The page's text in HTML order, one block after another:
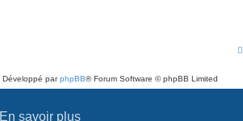
En savoir plus
Développé parphpBB® Forum Software © phpBB Limited